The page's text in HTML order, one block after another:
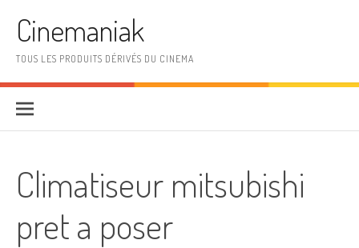
Cinemaniak
TOUS LES PRODUITS DÉRIVÉS DU CINEMA
Climatiseur mitsubishi
pret a poser